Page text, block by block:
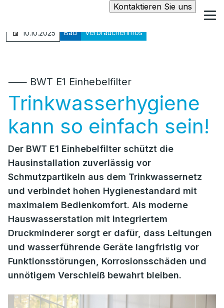
Kontaktieren Sie uns
10.10.2025 Bad Verbraucherinfos
⸺ BWT E1 Einhebelfilter
Trinkwasserhygiene
kann so einfach sein!
Der BWT E1 Einhebelfilter schützt die
Hausinstallation zuverlässig vor
Schmutzpartikeln aus dem Trinkwassernetz
und verbindet hohen Hygienestandard mit
maximalem Bedienkomfort. Als moderne
Hauswasserstation mit integriertem
Druckminderer sorgt er dafür, dass Leitungen
und wasserführende Geräte langfristig vor
Funktionsstörungen, Korrosionsschäden und
unnötigem Verschleiß bewahrt bleiben.